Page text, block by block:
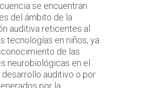
se encuentran
del ámbito de la
auditiva reticentes al
tecnologías en niños, ya
de las
neurobiológicas en el
auditivo o por
por la